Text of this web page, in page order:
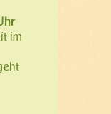
im